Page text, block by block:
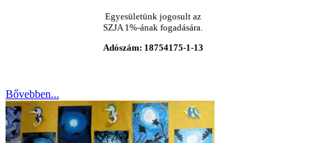
Egyesületünk jogosult az
SZJA 1%-ának fogadására.
Adószám: 18754175-1-13
Bővebben...